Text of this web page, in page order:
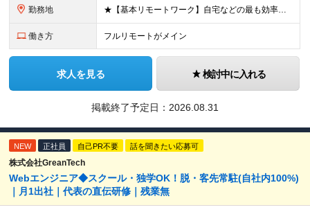
勤務地 ★【基本リモートワーク】自宅などの最も効率よく働ける場所で開発に集中OK！ ・エンジニアの「働きやすさ」を最優先しており、基本リモートで働ける案件を厳選して獲得しています。 ・通勤ラッシュなどのストレ
働き方 フルリモートがメイン
求人を見る 検討中に入れる
掲載終了予定日： 2026.08.31
NEW 正社員 自己PR不要 話を聞きたい応募可
株式会社GreanTech
Webエンジニア◆スクール・独学OK！脱・客先常駐(自社内100%)
｜月1出社｜代表の直伝研修｜残業無